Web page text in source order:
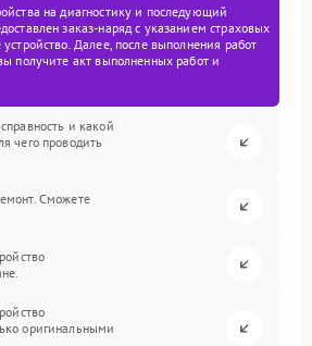
на диагностику и последующий
заказ-наряд с указанием страховых
Далее, после выполнения работ
получите акт выполненных работ и
и какой
чего проводить
Сможете
оригинальными